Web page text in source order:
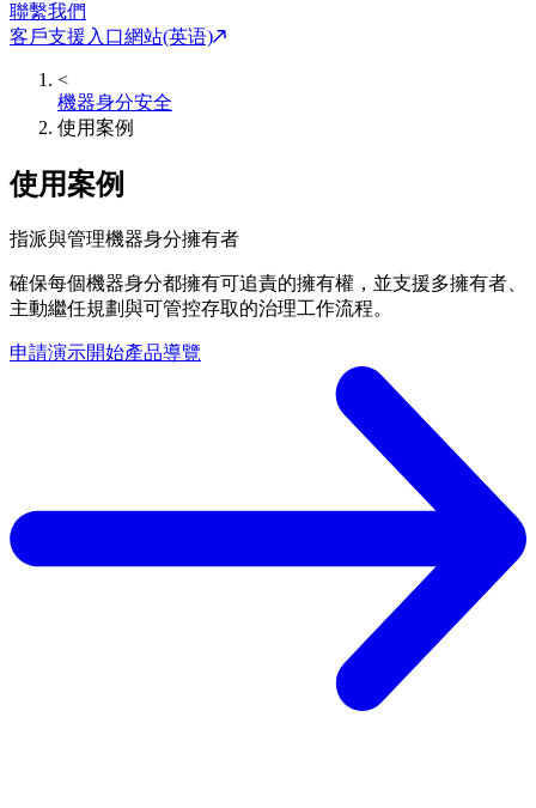
聯繫我們
客戶支援入口網站(英语)
<
機器身分安全
使用案例
使用案例
指派與管理機器身分擁有者
確保每個機器身分都擁有可追責的擁有權，並支援多擁有者、
主動繼任規劃與可管控存取的治理工作流程。
申請演示開始產品導覽